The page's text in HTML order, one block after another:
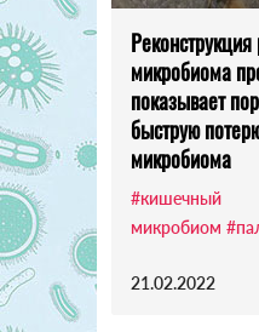
микробиома
показывает
быструю
микробиома
#кишечный
микробиом
21.02.2022